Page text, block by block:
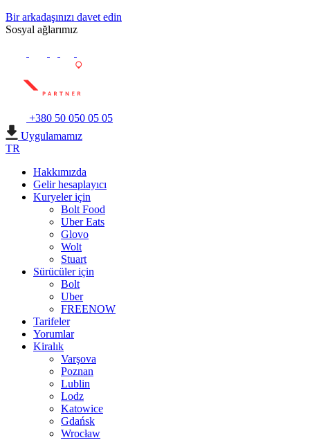
Bir arkadaşınızı davet edin
Sosyal ağlarımız
+380 50 050 05 05
Uygulamamız
TR
Hakkımızda
Gelir hesaplayıcı
Kuryeler için
Bolt Food
Uber Eats
Glovo
Wolt
Stuart
Sürücüler için
Bolt
Uber
FREENOW
Tarifeler
Yorumlar
Kiralık
Varşova
Poznan
Lublin
Lodz
Katowice
Gdańsk
Wrocław